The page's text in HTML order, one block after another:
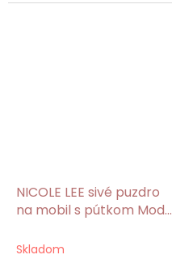
NICOLE LEE sivé puzdro
na mobil s pútkom Moda
Skladom